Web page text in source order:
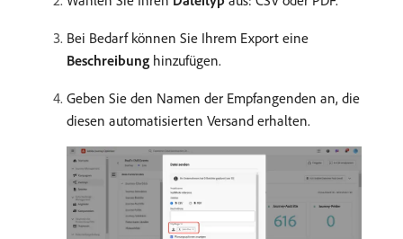
Bei Bedarf können Sie Ihrem Export eine
Beschreibung hinzufügen.
Geben Sie den Namen der Empfangenden an, die
diesen automatisierten Versand erhalten.